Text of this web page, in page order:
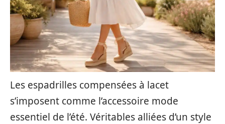
Les espadrilles compensées à lacet
s’imposent comme l’accessoire mode
essentiel de l’été. Véritables alliées d’un style